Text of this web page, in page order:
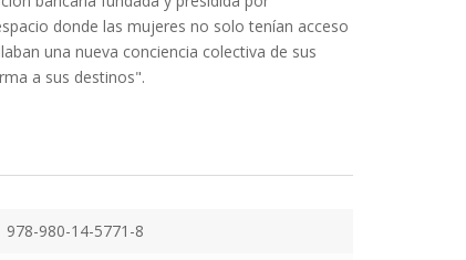
donde las mujeres no solo tenían acceso
una nueva conciencia colectiva de sus
a sus destinos".
978-980-14-5771-8